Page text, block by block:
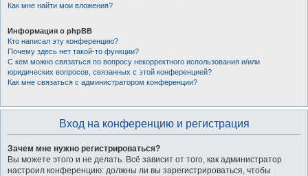
Как мне найти мои вложения?
Информация о phpBB
Кто написал эту конференцию?
Почему здесь нет такой-то функции?
С кем можно связаться по вопросу некорректного использования и/или
юридических вопросов, связанных с этой конференцией?
Как мне связаться с администратором конференции?
Вход на конференцию и регистрация
Зачем мне нужно регистрироваться?
Вы можете этого и не делать. Всё зависит от того, как администратор
настроил конференцию: должны ли вы зарегистрироваться, чтобы